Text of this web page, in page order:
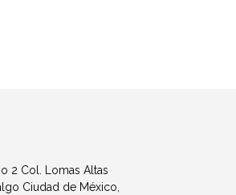
2 Col. Lomas Altas
Ciudad de México,